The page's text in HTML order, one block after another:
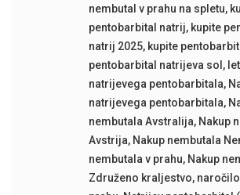
nembutal v prahu na spletu,
pentobarbital natrij, kupite
natrij 2025, kupite
pentobarbital natrijeva sol ,
natrijevega pentobarbitala,
natrijevega pentobarbitala,
nembutala Avstralija, Nakup
Avstrija, Nakup nembutala
nembutala v prahu, Nakup
Združeno kraljestvo,